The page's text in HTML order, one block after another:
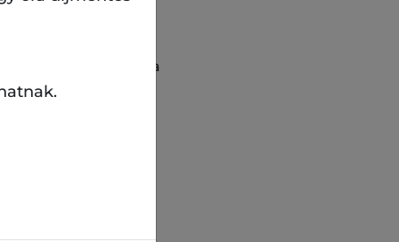
a területen.
burkolatok aránya
képest
jelleggel alakítjuk
környezet zöld,